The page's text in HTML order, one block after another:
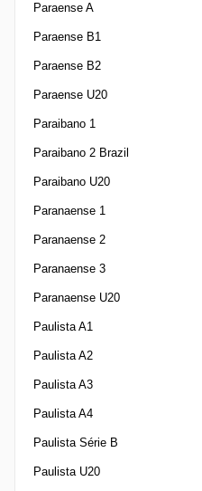
Paraense A
Paraense B1
Paraense B2
Paraense U20
Paraibano 1
Paraibano 2 Brazil
Paraibano U20
Paranaense 1
Paranaense 2
Paranaense 3
Paranaense U20
Paulista A1
Paulista A2
Paulista A3
Paulista A4
Paulista Série B
Paulista U20